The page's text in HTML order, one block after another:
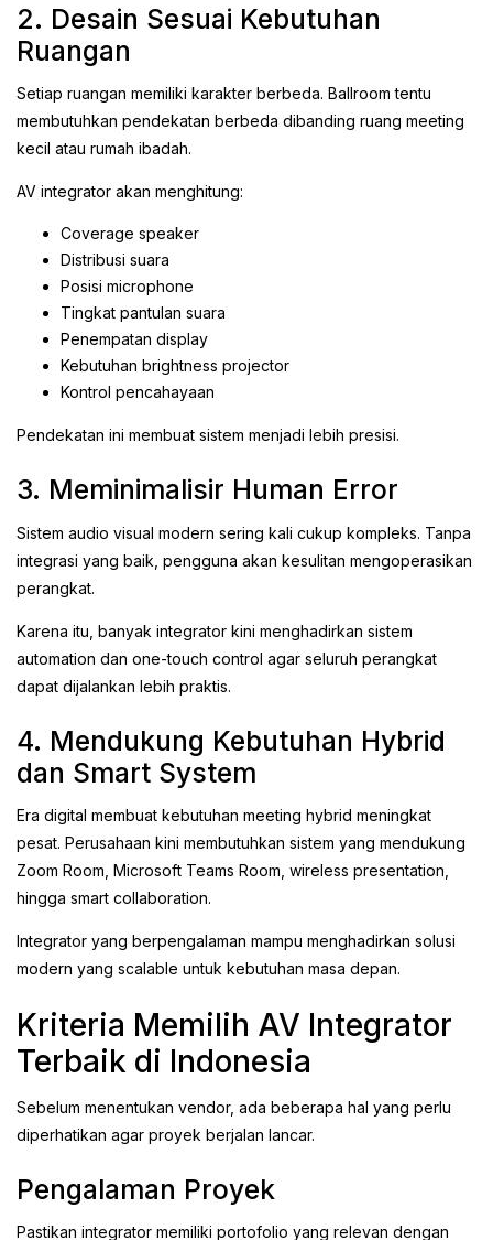
2. Desain Sesuai Kebutuhan
Ruangan
Setiap ruangan memiliki karakter berbeda. Ballroom tentu
membutuhkan pendekatan berbeda dibanding ruang meeting
kecil atau rumah ibadah.
AV integrator akan menghitung:
Coverage speaker
Distribusi suara
Posisi microphone
Tingkat pantulan suara
Penempatan display
Kebutuhan brightness projector
Kontrol pencahayaan
Pendekatan ini membuat sistem menjadi lebih presisi.
3. Meminimalisir Human Error
Sistem audio visual modern sering kali cukup kompleks. Tanpa
integrasi yang baik, pengguna akan kesulitan mengoperasikan
perangkat.
Karena itu, banyak integrator kini menghadirkan sistem
automation dan one-touch control agar seluruh perangkat
dapat dijalankan lebih praktis.
4. Mendukung Kebutuhan Hybrid
dan Smart System
Era digital membuat kebutuhan meeting hybrid meningkat
pesat. Perusahaan kini membutuhkan sistem yang mendukung
Zoom Room, Microsoft Teams Room, wireless presentation,
hingga smart collaboration.
Integrator yang berpengalaman mampu menghadirkan solusi
modern yang scalable untuk kebutuhan masa depan.
Kriteria Memilih AV Integrator
Terbaik di Indonesia
Sebelum menentukan vendor, ada beberapa hal yang perlu
diperhatikan agar proyek berjalan lancar.
Pengalaman Proyek
Pastikan integrator memiliki portofolio yang relevan dengan